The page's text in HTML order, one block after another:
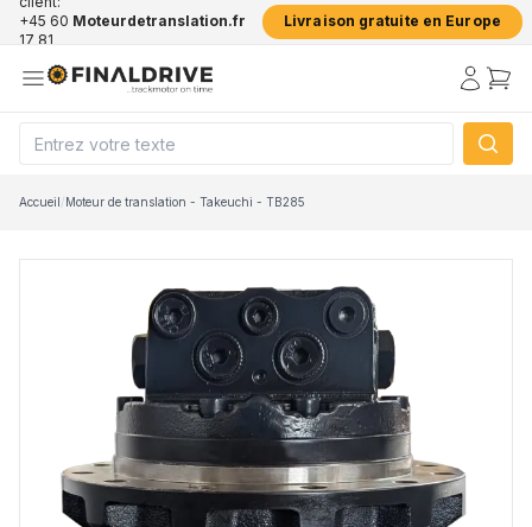
+45 60
17 81
Moteurdetranslation.fr Livraison gratuite en Europe
Accueil/Moteur de translation - Takeuchi - TB285